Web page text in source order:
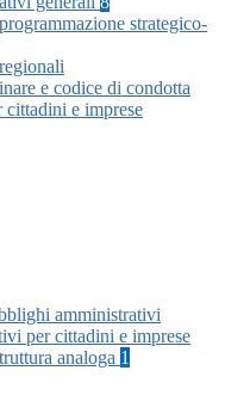
strategico-
e codice di condotta
e imprese
amministrativi
per cittadini e imprese
analoga 1